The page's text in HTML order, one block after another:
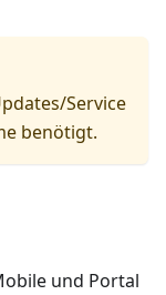
Service
benötigt.
und Portal